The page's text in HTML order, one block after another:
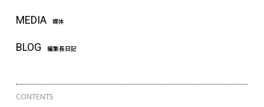
MEDIA 媒体
BLOG 編集長日記
CONTENTS